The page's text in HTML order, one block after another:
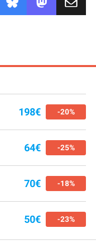
198€ -20%
64€ -25%
70€ -18%
50€ -23%